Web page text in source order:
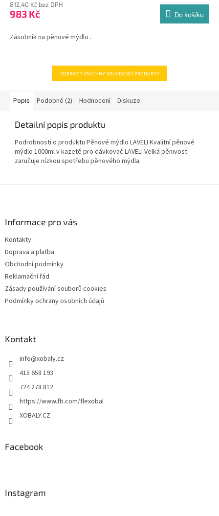
produktu
je
z
812,40 Kč bez DPH
983 Kč Do košíku
Zásobník na pěnové mýdlo .
ZOBRAZIT VŠECHNY SOUVISEJÍCÍ PRODUKTY
Popis Podobné (2) Hodnocení Diskuze
Detailní popis produktu
Podrobnosti o produktu Pěnové mýdlo LAVELI Kvalitní pěnové
mýdlo 1000ml v kazetě pro dávkovač LAVELI Velká pěnivost
zaručuje nízkou spotřebu pěnového mýdla.
Informace pro vás
Kontakty
Doprava a platba
Obchodní podmínky
Reklamační řád
Zásady používání souborů cookies
Podmínky ochrany osobních údajů
Kontakt
info@xobaly.cz
415 658 193
724 278 812
https://www.fb.com/flexobal
XOBALY.CZ
Facebook
Instagram